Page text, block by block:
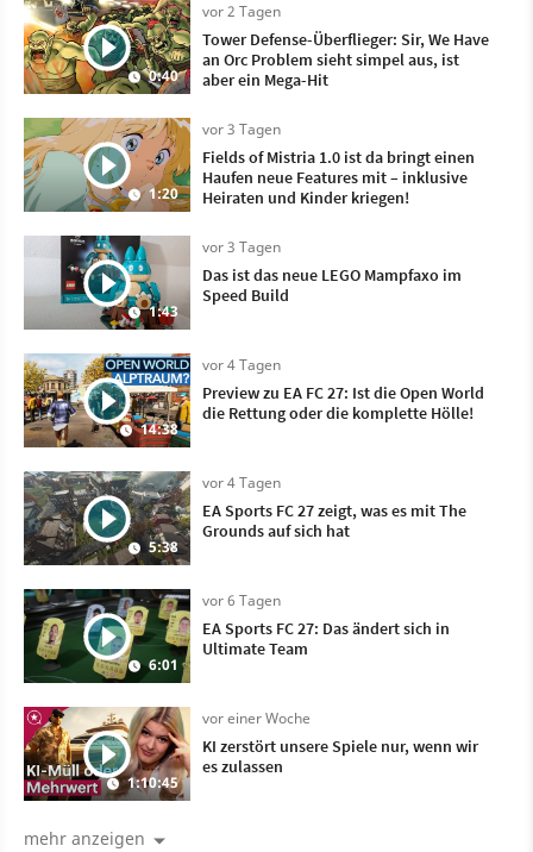
0:40
vor 2 Tagen
Tower Defense-Überflieger: Sir, We Have
an Orc Problem sieht simpel aus, ist
aber ein Mega-Hit
1:20
vor 3 Tagen
Fields of Mistria 1.0 ist da bringt einen
Haufen neue Features mit – inklusive
Heiraten und Kinder kriegen!
1:43
vor 3 Tagen
Das ist das neue LEGO Mampfaxo im
Speed Build
14:38
vor 4 Tagen
Preview zu EA FC 27: Ist die Open World
die Rettung oder die komplette Hölle!
5:38
vor 4 Tagen
EA Sports FC 27 zeigt, was es mit The
Grounds auf sich hat
6:01
vor 6 Tagen
EA Sports FC 27: Das ändert sich in
Ultimate Team
1:10:45
vor einer Woche
KI zerstört unsere Spiele nur, wenn wir
es zulassen
mehr anzeigen